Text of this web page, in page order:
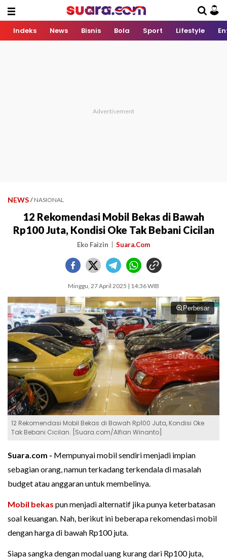
Indeks News Bisnis Bola Sport Lifestyle
NEWS / NASIONAL
12 Rekomendasi Mobil Bekas di Bawah
Rp100 Juta, Kondisi Oke Tak Bebani Cicilan
Eko Faizin Suara.Com
Minggu, 27 April 2025 | 14:36 WIB
Perbesar
12 Rekomendasi Mobil Bekas di Bawah Rp100 Juta, Kondisi Oke
Tak Bebani Cicilan. [Suara.com/Alfian Winanto]
Suara.com - Mempunyai mobil sendiri menjadi impian
sebagian orang, namun terkadang terkendala di masalah
budget atau anggaran untuk membelinya.
Mobil bekas pun menjadi alternatif jika punya keterbatasan
soal keuangan. Nah, berikut ini beberapa rekomendasi mobil
dengan harga di bawah Rp100 juta.
Siapa sangka dengan modal uang kurang dari Rp100 juta,